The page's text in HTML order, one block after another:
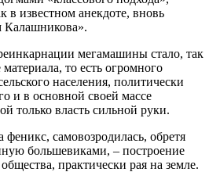
в известном анекдоте, вновь
Калашникова».
мегамашины стало, так
то есть огромного
населения, политически
и в основной своей массе
только власть сильной руки.
самовозродилась, обретя
большевиками, – построение
практически рая на земле.